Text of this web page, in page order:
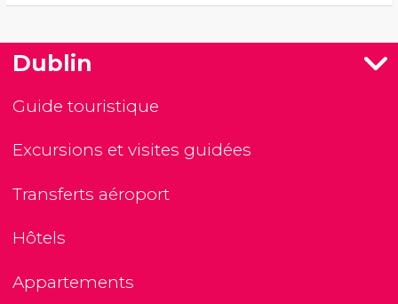
Dublin
Guide touristique
Excursions et visites guidées
Transferts aéroport
Hôtels
Appartements